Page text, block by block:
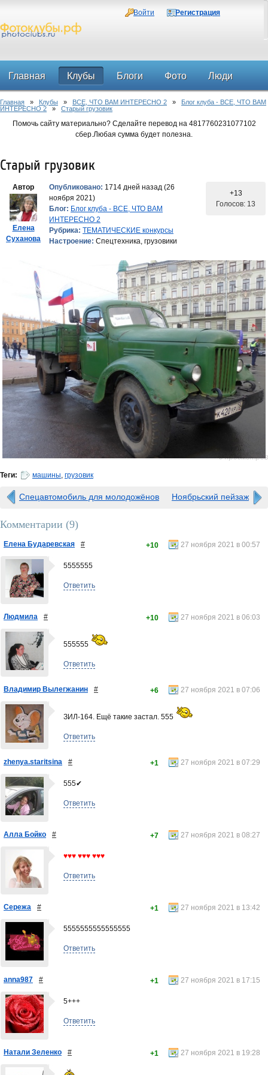
Войти Регистрация
Главная Клубы Блоги Фото Люди
Форум
Главная » Клубы » ВСЕ, ЧТО ВАМ ИНТЕРЕСНО 2 » Блог клуба - ВСЕ, ЧТО ВАМ
ИНТЕРЕСНО 2 » Старый грузовик
Помочь сайту материально? Сделайте перевод на 4817760231077102
сбер.Любая сумма будет полезна.
Старый грузовик
Автор
Елена
Суханова
Опубликовано: 1714 дней назад (26
ноября 2021)
Блог: Блог клуба - ВСЕ, ЧТО ВАМ
ИНТЕРЕСНО 2
Рубрика: ТЕМАТИЧЕСКИЕ конкурсы
Настроение: Спецтехника, грузовики
+13
Голосов: 13
0 просмотров
Теги: машины, грузовик
Спецавтомобиль для молодожёнов Ноябрьский пейзаж
Комментарии (9)
Елена Бударевская # 27 ноября 2021 в 00:57
+10
5555555
Ответить
Людмила # 27 ноября 2021 в 06:03
+10
555555
Ответить
Владимир Вылегжанин # 27 ноября 2021 в 07:06
+6
ЗИЛ-164. Ещё такие застал. 555
Ответить
zhenya.staritsina # 27 ноября 2021 в 07:29
+1
555✔
Ответить
Алла Бойко # 27 ноября 2021 в 08:27
+7
♥♥♥ ♥♥♥ ♥♥♥
Ответить
Сережа # 27 ноября 2021 в 13:42
+1
5555555555555555
Ответить
anna987 # 27 ноября 2021 в 17:15
+1
5+++
Ответить
Натали Зеленко # 27 ноября 2021 в 19:28
+1